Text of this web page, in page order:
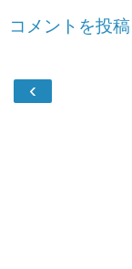
コメントを投稿
‹